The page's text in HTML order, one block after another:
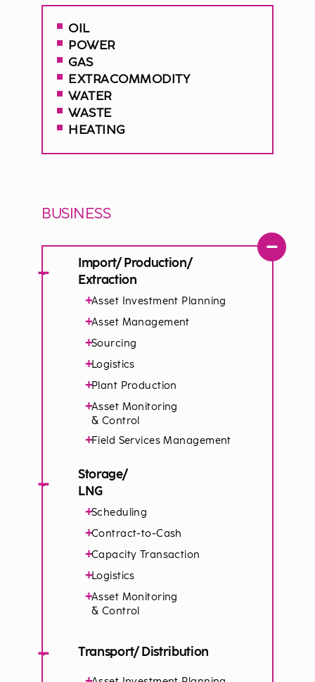
OIL
POWER
GAS
EXTRACOMMODITY
WATER
WASTE
HEATING
BUSINESS
−
−
Import/ Production/
Extraction
+Asset Investment Planning
+Asset Management
+Sourcing
+Logistics
+Plant Production
+Asset Monitoring
& Control
+Field Services Management
−
Storage/
LNG
+Scheduling
+Contract-to-Cash
+Capacity Transaction
+Logistics
+Asset Monitoring
& Control
− Transport/ Distribution